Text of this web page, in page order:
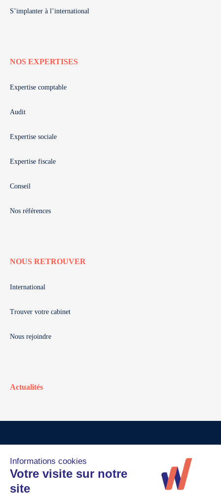
S’implanter à l’international
NOS EXPERTISES
Expertise comptable
Audit
Expertise sociale
Expertise fiscale
Conseil
Nos références
NOUS RETROUVER
International
Trouver votre cabinet
Nous rejoindre
Actualités
Crédits